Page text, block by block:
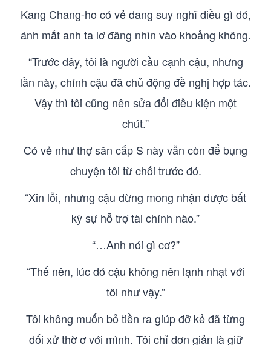
Kang Chang-ho có vẻ đang suy nghĩ điều gì đó,
ánh mắt anh ta lơ đãng nhìn vào khoảng không.
“Trước đây, tôi là người cầu cạnh cậu, nhưng
lần này, chính cậu đã chủ động đề nghị hợp tác.
Vậy thì tôi cũng nên sửa đổi điều kiện một
chút.”
Có vẻ như thợ săn cấp S này vẫn còn để bụng
chuyện tôi từ chối trước đó.
“Xin lỗi, nhưng cậu đừng mong nhận được bất
kỳ sự hỗ trợ tài chính nào.”
“…Anh nói gì cơ?”
“Thế nên, lúc đó cậu không nên lạnh nhạt với
tôi như vậy.”
Tôi không muốn bỏ tiền ra giúp đỡ kẻ đã từng
đối xử thờ ơ với mình. Tôi chỉ đơn giản là giữ